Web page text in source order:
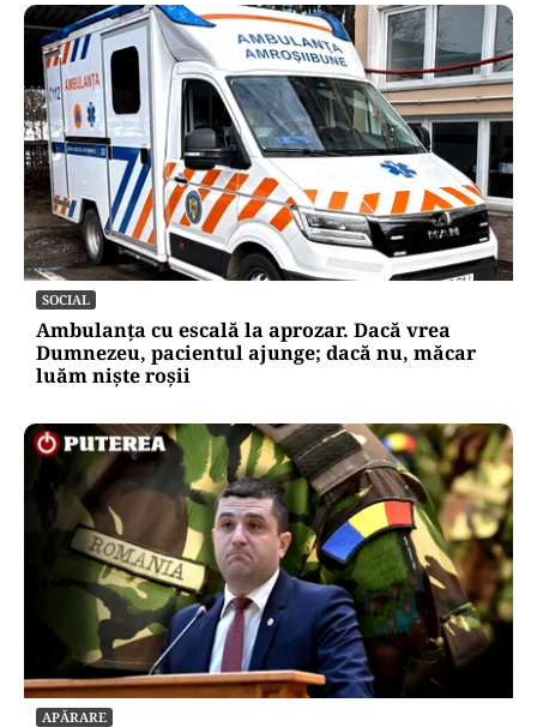
SOCIAL
Ambulanța cu escală la aprozar. Dacă vrea
Dumnezeu, pacientul ajunge; dacă nu, măcar
luăm niște roșii
APĂRARE